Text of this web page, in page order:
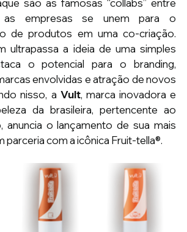
são as famosas “collabs” entre
as empresas se unem para o
de produtos em uma co-criação.
ultrapassa a ideia de uma simples
o potencial para o branding,
envolvidas e atração de novos
nisso, a Vult, marca inovadora e
da brasileira, pertencente ao
anuncia o lançamento de sua mais
parceria com a icônica Fruit-tella®.